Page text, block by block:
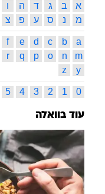
א ב ג ד ה ו
מ
נ ס ע פ צ
a
b
c
d
e
f
m
n
o
p
q
r
y
z
0
1
2
3
4
5
עוד בוואלה